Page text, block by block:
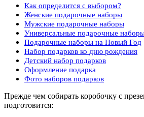
Как определится с выбором?
Женские подарочные наборы
Мужские подарочные наборы
Универсальные подарочные
Подарочные наборы на Новый Год
Набор подарков ко дню рождения
Детский набор подарков
Оформление подарка
Фото наборов подарков
Прежде чем собирать коробочку с
подготовится: